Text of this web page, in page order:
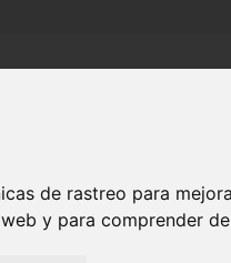
de rastreo para
y para comprender